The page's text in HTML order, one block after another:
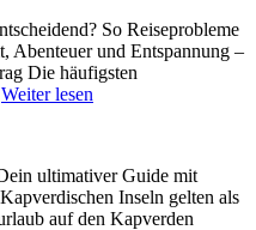
So Reiseprobleme
Abenteuer und Entspannung –
Die häufigsten
Weiter lesen
ultimativer Guide mit
Inseln gelten als
auf den Kapverden